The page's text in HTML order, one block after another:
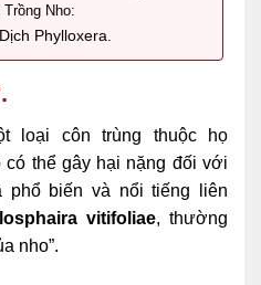
Nho:
Phylloxera.
loại côn trùng thuộc họ
có thể gây hại nặng đối với
phổ biến và nổi tiếng liên
vitifoliae, thường
nho”.